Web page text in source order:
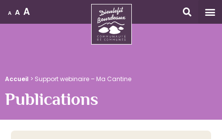
A A A
Accueil > Support webinaire – Ma Cantine
Publications